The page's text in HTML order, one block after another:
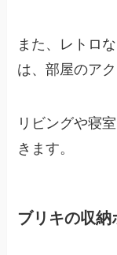
また、レトロ
は、部屋のア
リビングや寝
きます。
ブリキの収納